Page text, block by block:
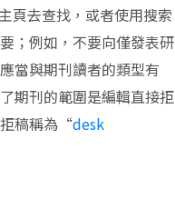
頁去查找，或者使用搜索
；例如，不要向僅發表研
當與期刊讀者的類型有
期刊的範圍是編輯直接拒
拒稿稱為“desk